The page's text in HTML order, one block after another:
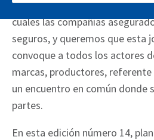
actualidad existen varios
cuales las compañías
seguros, y queremos que esta
convoque a todos los actores
marcas, productores,
un encuentro en común donde
partes.
En esta edición número 14,